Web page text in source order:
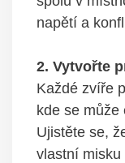
napětí a
2. Vytvořte
Každé zvíře
‌kde‌ se může
Ujistěte se,
vlastní